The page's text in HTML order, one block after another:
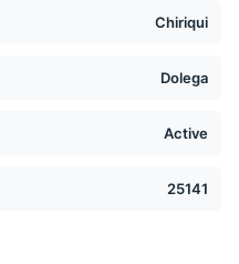
Chiriqui
Dolega
Active
25141